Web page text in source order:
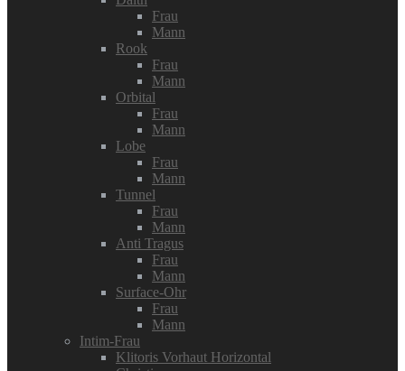
Frau
Mann
Rook
Frau
Mann
Orbital
Frau
Mann
Lobe
Frau
Mann
Tunnel
Frau
Mann
Anti Tragus
Frau
Mann
Surface-Ohr
Frau
Mann
Intim-Frau
Klitoris Vorhaut Horizontal